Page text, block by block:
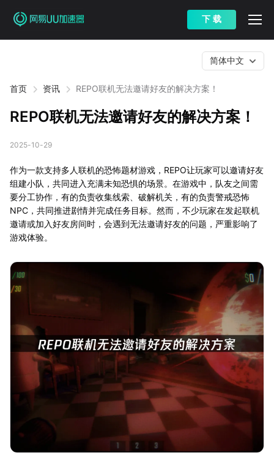
下 载
首页 资讯 REPO联机无法邀请好友的解决方案！
简体中文
REPO联机无法邀请好友的解决方案！
2025-10-29
作为一款支持多人联机的恐怖题材游戏，REPO让玩家可以邀请好友
组建小队，共同进入充满未知恐惧的场景。在游戏中，队友之间需
要分工协作，有的负责收集线索、破解机关，有的负责警戒恐怖
NPC，共同推进剧情并完成任务目标。然而，不少玩家在发起联机
邀请或加入好友房间时，会遇到无法邀请好友的问题，严重影响了
游戏体验。